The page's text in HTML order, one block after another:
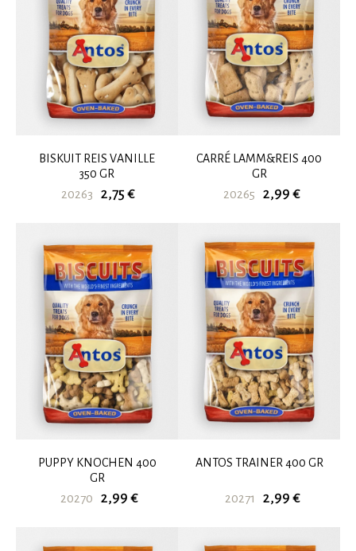
BISKUIT REIS VANILLE
350 GR
20263 2,75 €
CARRÉ LAMM&REIS 400
GR
20265 2,99 €
PUPPY KNOCHEN 400
GR
20270 2,99 €
ANTOS TRAINER 400 GR
20271 2,99 €